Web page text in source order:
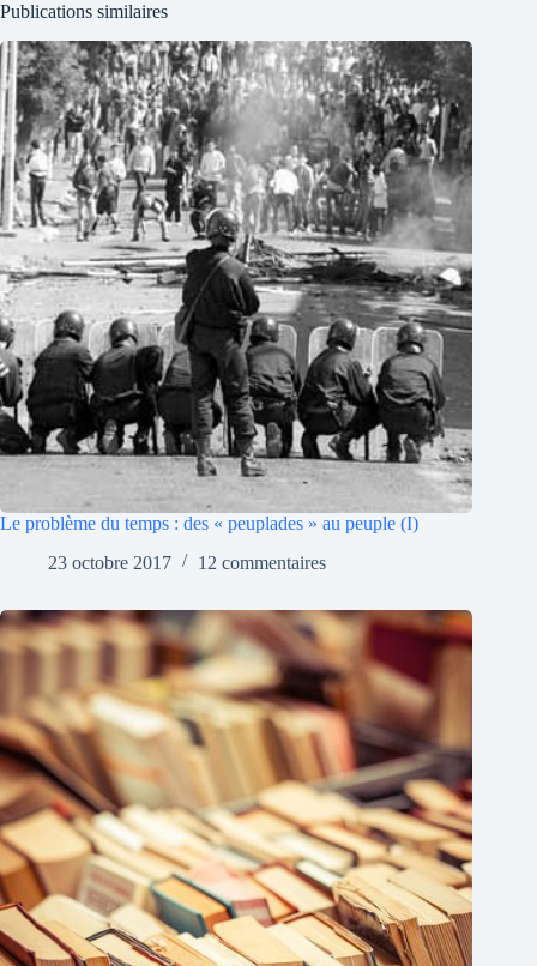
Publications similaires
Le problème du temps : des « peuplades » au peuple (I)
23 octobre 2017
12 commentaires